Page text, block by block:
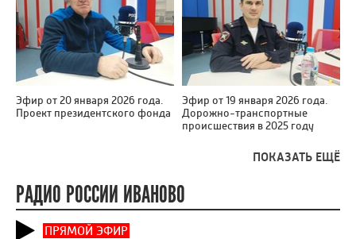
Эфир от 20 января 2026 года.
Проект президентского фонда
Эфир от 19 января 2026 года.
Дорожно-транспортные
происшествия в 2025 году
ПОКАЗАТЬ ЕЩЁ
РАДИО РОССИИ ИВАНОВО
ПРЯМОЙ ЭФИР